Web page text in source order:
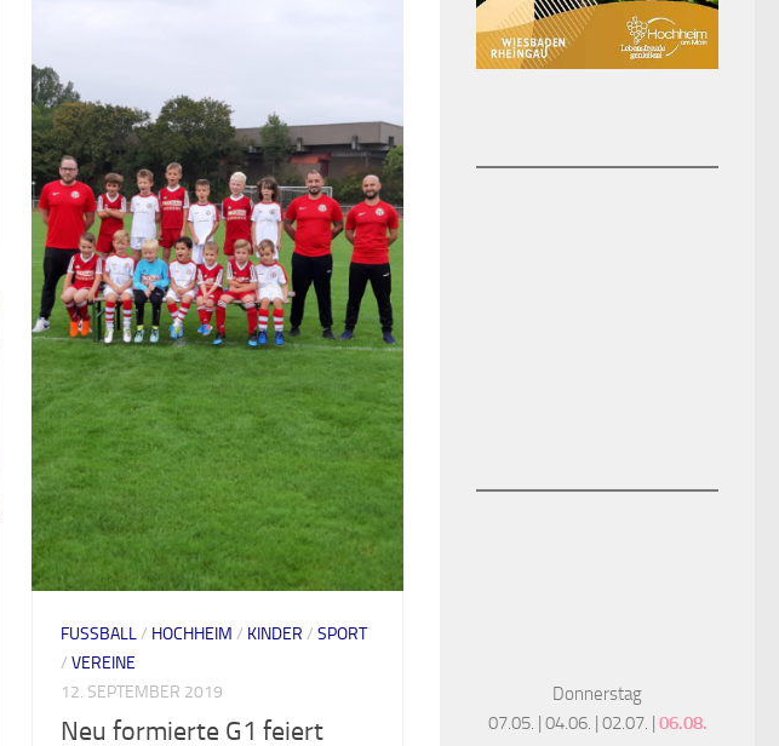
FUSSBALL / HOCHHEIM / KINDER / SPORT
/ VEREINE
12. SEPTEMBER 2019
Neu formierte G1 feiert
Donnerstag
07.05. | 04.06. | 02.07. | 06.08.